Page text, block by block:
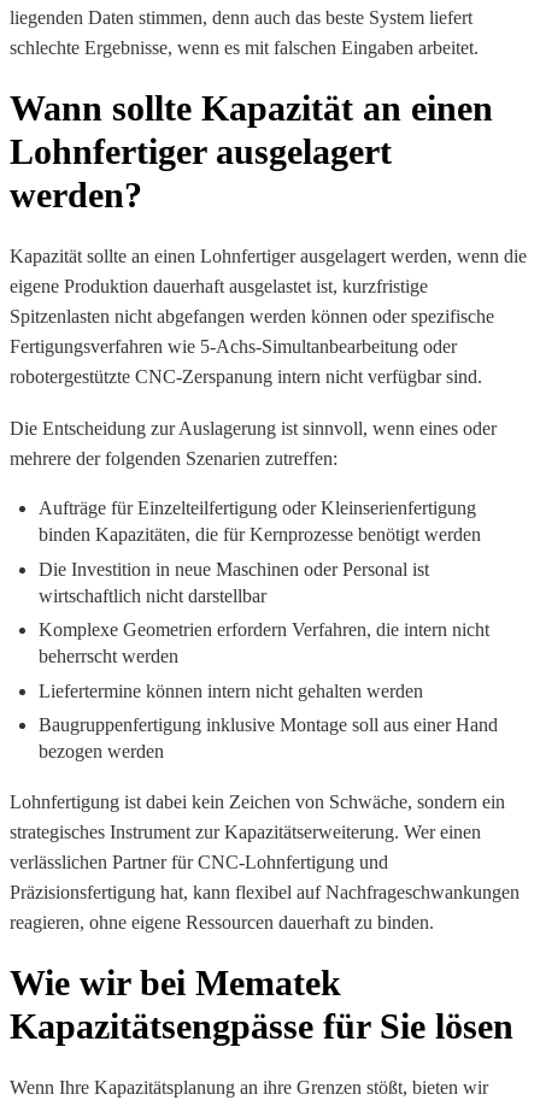
liegenden Daten stimmen, denn auch das beste System liefert
schlechte Ergebnisse, wenn es mit falschen Eingaben arbeitet.
Wann sollte Kapazität an einen
Lohnfertiger ausgelagert
werden?
Kapazität sollte an einen Lohnfertiger ausgelagert werden, wenn die
eigene Produktion dauerhaft ausgelastet ist, kurzfristige
Spitzenlasten nicht abgefangen werden können oder spezifische
Fertigungsverfahren wie 5-Achs-Simultanbearbeitung oder
robotergestützte CNC-Zerspanung intern nicht verfügbar sind.
Die Entscheidung zur Auslagerung ist sinnvoll, wenn eines oder
mehrere der folgenden Szenarien zutreffen:
Aufträge für Einzelteilfertigung oder Kleinserienfertigung
binden Kapazitäten, die für Kernprozesse benötigt werden
Die Investition in neue Maschinen oder Personal ist
wirtschaftlich nicht darstellbar
Komplexe Geometrien erfordern Verfahren, die intern nicht
beherrscht werden
Liefertermine können intern nicht gehalten werden
Baugruppenfertigung inklusive Montage soll aus einer Hand
bezogen werden
Lohnfertigung ist dabei kein Zeichen von Schwäche, sondern ein
strategisches Instrument zur Kapazitätserweiterung. Wer einen
verlässlichen Partner für CNC-Lohnfertigung und
Präzisionsfertigung hat, kann flexibel auf Nachfrageschwankungen
reagieren, ohne eigene Ressourcen dauerhaft zu binden.
Wie wir bei Mematek
Kapazitätsengpässe für Sie lösen
Wenn Ihre Kapazitätsplanung an ihre Grenzen stößt, bieten wir